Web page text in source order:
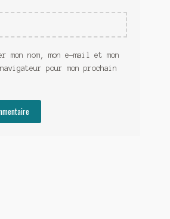
mon nom, mon e-mail et mon
pour mon prochain